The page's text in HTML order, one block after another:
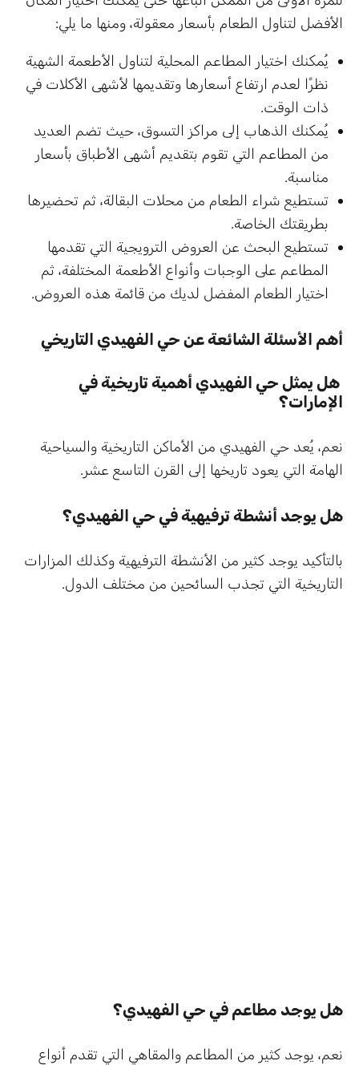
الأفضل لتناول الطعام بأسعار معقولة، ومنها ما يلي:
يُمكنك اختيار المطاعم المحلية لتناول الأطعمة الشهية
نظرًا لعدم ارتفاع أسعارها وتقديمها لأشهى الأكلات في
ذات الوقت.
يُمكنك الذهاب إلى مراكز التسوق، حيث تضم العديد
من المطاعم التي تقوم بتقديم أشهى الأطباق بأسعار
مناسبة.
تستطيع شراء الطعام من محلات البقالة، ثم تحضيرها
بطريقتك الخاصة.
تستطيع البحث عن العروض الترويجية التي تقدمها
المطاعم على الوجبات وأنواع الأطعمة المختلفة، ثم
اختيار الطعام المفضل لديك من قائمة هذه العروض.
أهم الأسئلة الشائعة عن حي الفهيدي التاريخي
هل يمثل حي الفهيدي أهمية تاريخية في
الإمارات؟
نعم، يُعد حي الفهيدي من الأماكن التاريخية والسياحية
الهامة التي يعود تاريخها إلى القرن التاسع عشر.
هل يوجد أنشطة ترفيهية في حي الفهيدي؟
بالتأكيد يوجد كثير من الأنشطة الترفيهية وكذلك المزارات
التاريخية التي تجذب السائحين من مختلف الدول.
هل يوجد مطاعم في حي الفهيدي؟
نعم، يوجد كثير من المطاعم والمقاهي التي تقدم أنواع